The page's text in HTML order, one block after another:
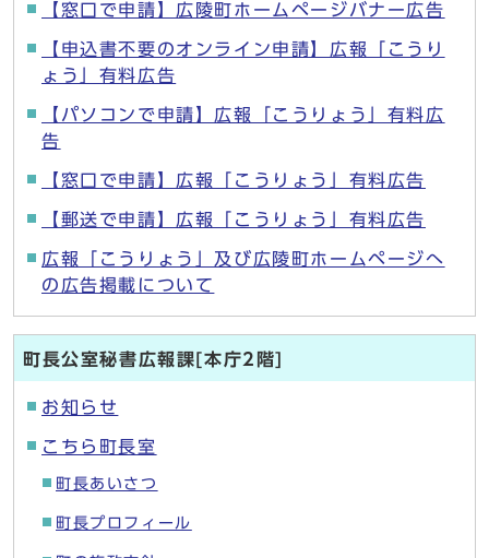
【窓口で申請】広陵町ホームページバナー広告
【申込書不要のオンライン申請】広報「こうり
ょう」有料広告
【パソコンで申請】広報「こうりょう」有料広
告
【窓口で申請】広報「こうりょう」有料広告
【郵送で申請】広報「こうりょう」有料広告
広報「こうりょう」及び広陵町ホームページへ
の広告掲載について
町長公室秘書広報課[本庁2階]
お知らせ
こちら町長室
町長あいさつ
町長プロフィール